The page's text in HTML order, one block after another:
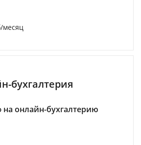
месяц
бухгалтерия
онлайн-бухгалтерию